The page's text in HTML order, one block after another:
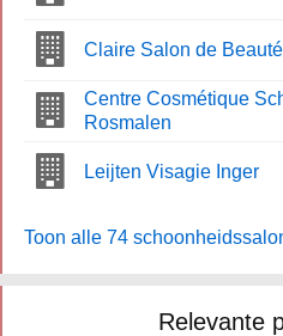
Claire Salon de Beauté
Centre Cosmétique
Rosmalen
Leijten Visagie Inger
Toon alle 74
Relevante